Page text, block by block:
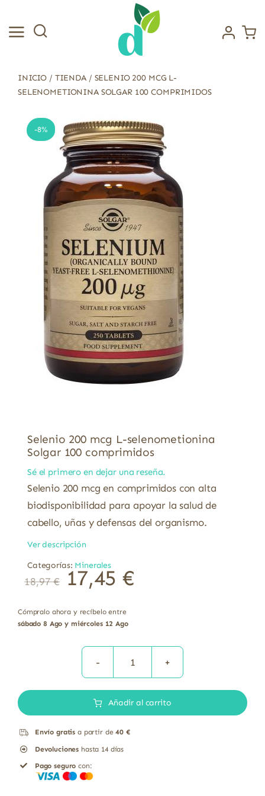
contenido
INICIO / TIENDA/ SELENIO 200 MCG L-
SELENOMETIONINA SOLGAR 100 COMPRIMIDOS
-8%
Selenio 200 mcg L-selenometionina
Solgar 100 comprimidos
Sé el primero en dejar una reseña.
Selenio 200 mcg en comprimidos con alta
biodisponibilidad para apoyar la salud de
cabello, uñas y defensas del organismo.
Ver descripción
Categorías: Minerales
18,97€ 17,45 €
Cómpralo ahora y recíbelo entre
sábado 8 Ago y miércoles 12 Ago
Selenio
mcg
Añadir al carrito
Envío gratis a partir de40 €
Devoluciones hasta 14 días
Pago seguro con: